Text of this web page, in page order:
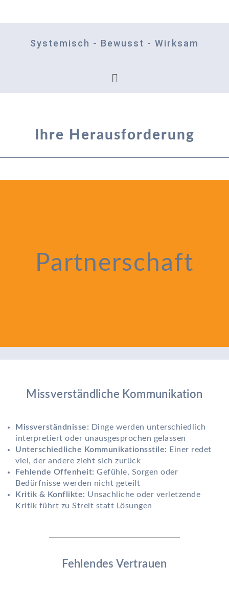
Systemisch - Bewusst - Wirksam
Ihre Herausforderung
Partnerschaft
Missverständliche Kommunikation
Missverständnisse: Dinge werden unterschiedlich
interpretiert oder unausgesprochen gelassen
Unterschiedliche Kommunikationsstile: Einer redet
viel, der andere zieht sich zurück
Fehlende Offenheit: Gefühle, Sorgen oder
Bedürfnisse werden nicht geteilt
Kritik & Konflikte: Unsachliche oder verletzende
Kritik führt zu Streit statt Lösungen
Fehlendes Vertrauen